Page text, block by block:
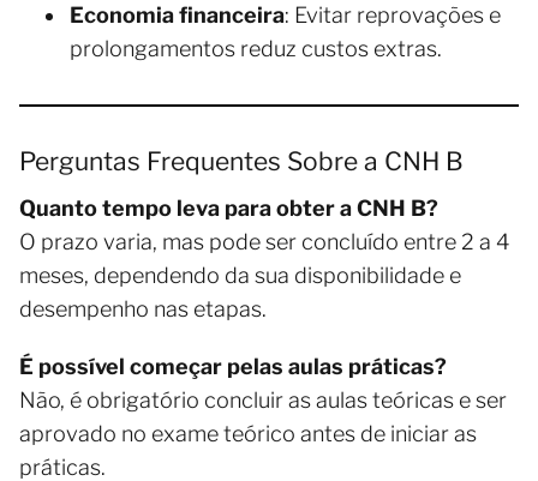
Economia financeira: Evitar reprovações e
prolongamentos reduz custos extras.
Perguntas Frequentes Sobre a CNH B
Quanto tempo leva para obter a CNH B?
O prazo varia, mas pode ser concluído entre 2 a 4
meses, dependendo da sua disponibilidade e
desempenho nas etapas.
É possível começar pelas aulas práticas?
Não, é obrigatório concluir as aulas teóricas e ser
aprovado no exame teórico antes de iniciar as
práticas.